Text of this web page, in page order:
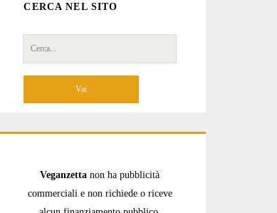
CERCA NEL SITO
Cerca
per:
Veganzetta non ha pubblicità
commerciali e non richiede o riceve